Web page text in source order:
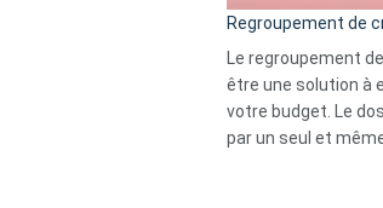
Regroupement de
Le regroupement
être une solution à
votre budget. Le
par un seul et